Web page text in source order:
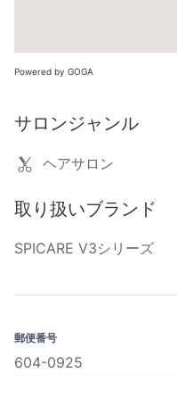
Powered by GOGA
サロンジャンル
ヘアサロン
取り扱いブランド
SPICARE V3シリーズ
郵便番号
604-0925